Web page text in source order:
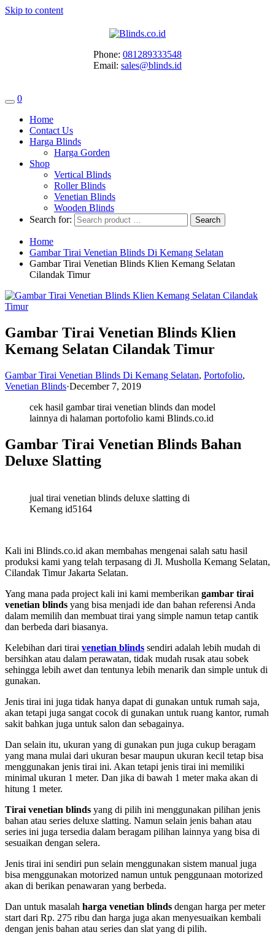
Skip to content
Phone: 081289333548
Email: sales@blinds.id
0
Home
Contact Us
Harga Blinds
Harga Gorden
Shop
Vertical Blinds
Roller Blinds
Venetian Blinds
Wooden Blinds
Search for:
Home
Gambar Tirai Venetian Blinds Di Kemang Selatan
Gambar Tirai Venetian Blinds Klien Kemang Selatan
Cilandak Timur
Gambar Tirai Venetian Blinds Klien
Kemang Selatan Cilandak Timur
Gambar Tirai Venetian Blinds Di Kemang Selatan, Portofolio,
Venetian Blinds·December 7, 2019
cek hasil gambar tirai venetian blinds dan model
lainnya di halaman portofolio kami Blinds.co.id
Gambar Tirai Venetian Blinds Bahan
Deluxe Slatting
jual tirai venetian blinds deluxe slatting di
Kemang id5164
Kali ini Blinds.co.id akan membahas mengenai salah satu hasil
produksi kami yang telah terpasang di Jl. Musholla Kemang Selatan,
Cilandak Timur Jakarta Selatan.
Yang mana pada project kali ini kami memberikan gambar tirai
venetian blinds yang bisa menjadi ide dan bahan referensi Anda
dalam memilih dan membuat tirai yang simple namun tetap cantik
dan berbeda dari biasanya.
Kelebihan dari tirai venetian blinds sendiri adalah lebih mudah di
bersihkan atau dalam perawatan, tidak mudah rusak atau sobek
sehingga lebih awet dan tentunya lebih menarik dan simple untuk di
gunakan.
Jenis tirai ini juga tidak hanya dapat di gunakan untuk rumah saja,
akan tetapi juga sangat cocok di gunakan untuk ruang kantor, rumah
sakit bahkan juga untuk salon dan sebagainya.
Dan selain itu, ukuran yang di gunakan pun juga cukup beragam
yang mana mulai dari ukuran besar maupun ukuran kecil tetap bisa
menggunakan jenis tirai ini. Akan tetapi jenis tirai ini memiliki
minimal ukuran 1 meter. Dan jika di bawah 1 meter maka akan di
hitung 1 meter.
Tirai venetian blinds yang di pilih ini menggunakan pilihan jenis
bahan atau series deluxe slatting. Namun selain jenis bahan atau
series ini juga tersedia dalam beragam pilihan lainnya yang bisa di
sesuaikan dengan selera.
Jenis tirai ini sendiri pun selain menggunakan sistem manual juga
bisa menggunakan motorized namun untuk penggunaan motorized
akan di berikan penawaran yang berbeda.
Dan untuk masalah harga venetian blinds dengan harga per meter
start dari Rp. 275 ribu dan harga juga akan menyesuaikan kembali
dengan jenis bahan atau series dan slat yang di pilih.